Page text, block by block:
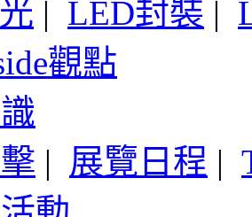
| LED封裝 |
觀點
| 展覽日程 |